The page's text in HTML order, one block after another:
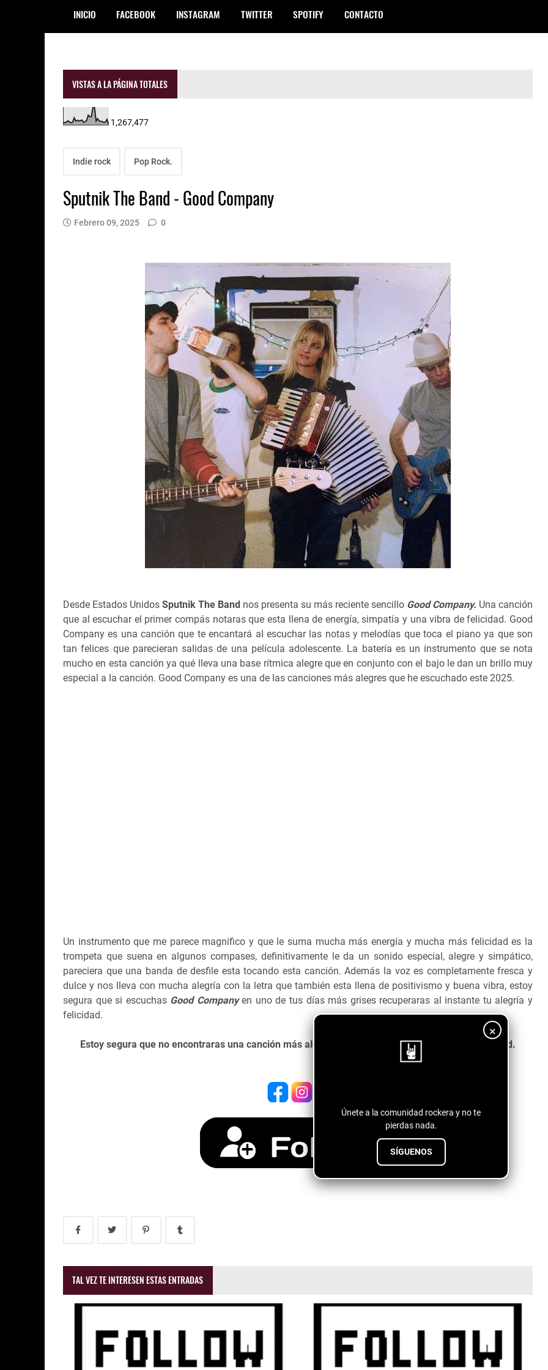
INICIO FACEBOOK INSTAGRAM TWITTER SPOTIFY CONTACTO
×
Únete a la comunidad rockera y no te
pierdas nada.
SÍGUENOS
VISTAS A LA PÁGINA TOTALES
1,267,477
Indie rock Pop Rock.
Sputnik The Band - Good Company
Febrero 09, 2025 0
Desde Estados Unidos Sputnik The Band nos presenta su más reciente sencillo Good Company. Una canción
que al escuchar el primer compás notaras que esta llena de energía, simpatía y una vibra de felicidad. Good
Company es una canción que te encantará al escuchar las notas y melodías que toca el piano ya que son
tan felices que parecieran salidas de una película adolescente. La batería es un instrumento que se nota
mucho en esta canción ya qué lleva una base rítmica alegre que en conjunto con el bajo le dan un brillo muy
especial a la canción. Good Company es una de las canciones más alegres que he escuchado este 2025.
Un instrumento que me parece magnifico y que le suma mucha más energía y mucha más felicidad es la
trompeta que suena en algunos compases, definitivamente le da un sonido especial, alegre y simpático,
pareciera que una banda de desfile esta tocando esta canción. Además la voz es completamente fresca y
dulce y nos lleva con mucha alegría con la letra que también esta llena de positivismo y buena vibra, estoy
segura que si escuchas Good Companyen uno de tus días más grises recuperaras al instante tu alegría y
felicidad.
Estoy segura que no encontraras una canción más alegre que Good Company de Sputnik the Band.
TAL VEZ TE INTERESEN ESTAS ENTRADAS